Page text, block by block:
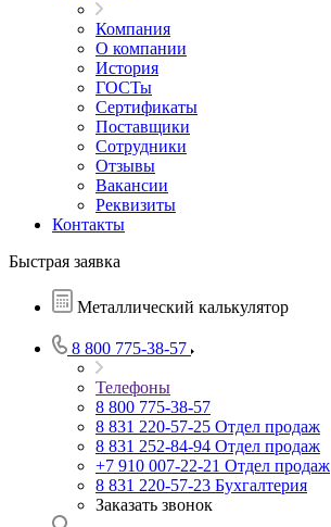
Компания
О компании
История
ГОСТы
Сертификаты
Поставщики
Сотрудники
Отзывы
Вакансии
Реквизиты
Контакты
Быстрая заявка
Металлический калькулятор
8 800 775-38-57
Телефоны
8 800 775-38-57
8 831 220-57-25 Отдел продаж
8 831 252-84-94 Отдел продаж
+7 910 007-22-21 Отдел продаж
8 831 220-57-23 Бухгалтерия
Заказать звонок